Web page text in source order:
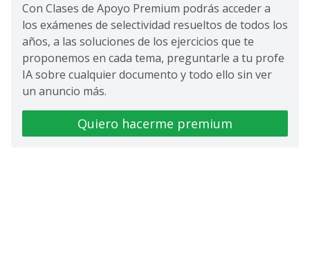
Con Clases de Apoyo Premium podrás acceder a
los exámenes de selectividad resueltos de todos los
años, a las soluciones de los ejercicios que te
proponemos en cada tema, preguntarle a tu profe
IA sobre cualquier documento y todo ello sin ver
un anuncio más.
Quiero hacerme premium